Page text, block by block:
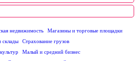
недвижимость
Магазины и торговые площадки
склады
Страхование грузов
Малый и средний бизнес